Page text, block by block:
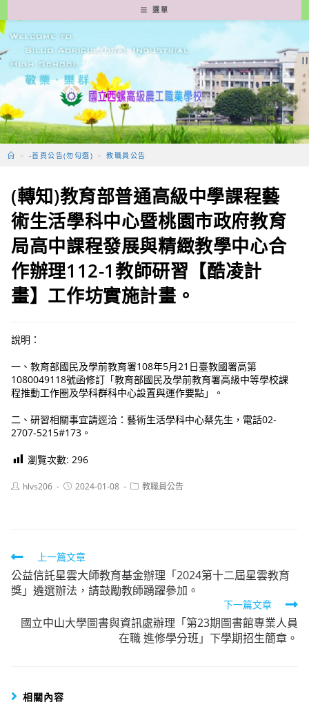
轉
至
要
容
選單
> -首頁公告(勿勾選) > 教職員公告
(轉知)教育部普通高級中學課程藝
術生活學科中心暨桃園市政府教育
局高中課程發展與精緻教學中心合
作辦理112-1教師研習【酷凌計
畫】工作坊實施計畫。
說明：
一、教育部國民及學前教育署108年5月21日臺教國署高第
1080049118號函修訂「教育部國民及學前教育署高級中等學校課
程推動工作圈及學科群科中心設置與運作要點」。
二、研習相關事宜請逕洽：藝術生活學科中心蔡先生，電話02-
2707-5215#173。
瀏覽次數: 296
Posthlvs206
Post2024-01-08
Post教職員公告
Read
more
articles
上一篇文章
公益信託星雲大師教育基金辦理「2024第十二屆星雲教育
獎」遴選辦法，請鼓勵教師踴躍參加。
下一篇文章
國立中山大學圖書與資訊處辦理「第23期圖書館專業人員
在職 進修學分班」下學期招生簡章。
相關內容